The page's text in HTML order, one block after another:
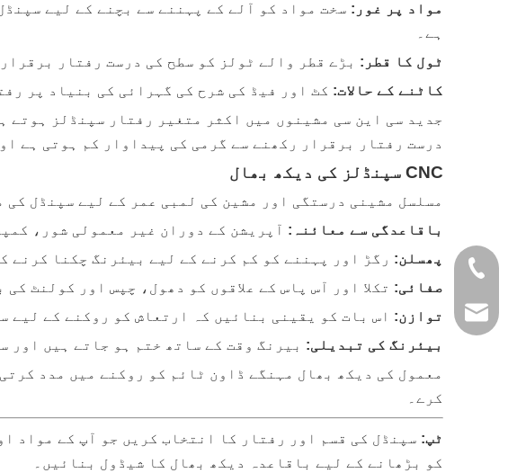
مواد پر غور: سخت مواد کو آلے کے پہننے سے بچنے کے لیے
ہے۔
ٹول کا قطر: بڑے قطر والے ٹولز کو سطح کی درست رفتار
کاٹنے کے حالات: کٹ اور فیڈ کی شرح کی گہرائی کی بنیاد پر
درست رفتار برقرار رکھنے سے گرمی کی پیداوار کم ہوتی ہے
CNC سپنڈلز کی دیکھ بھال
مسلسل مشینی درستگی اور مشین کی لمبی عمر کے لیے سپنڈل
باقاعدگی سے معائنہ: آپریشن کے دوران غیر معمولی شور،
پھسلن: رگڑ اور پہننے کو کم کرنے کے لیے بیئرنگ چکنا کرنے
صفائی: تکلا اور آس پاس کے علاقوں کو دھول، چپس اور کولنٹ کی
توازن: اس بات کو یقینی بنائیں کہ ارتعاش کو روکنے کے لیے
بیئرنگ کی تبدیلی: بیرنگ وقت کے ساتھ ختم ہو جاتے ہیں اور
معمول کی دیکھ بھال مہنگے ڈاون ٹائم کو روکنے میں مدد
کرے۔
ٹپ: سپنڈل کی قسم اور رفتار کا انتخاب کریں جو آپ کے مواد
کو بڑھانے کے لیے باقاعدہ دیکھ بھال کا شیڈول بنائیں۔
+86-